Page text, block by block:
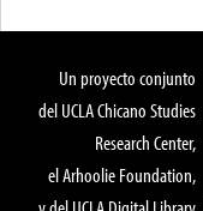
Un proyecto conjunto
del UCLA Chicano Studies
Research Center,
el Arhoolie Foundation,